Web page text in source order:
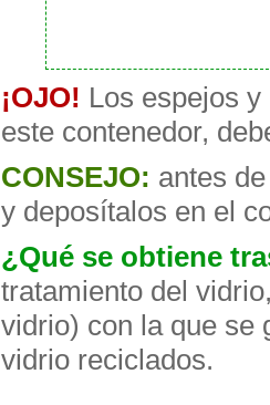
¡OJO! Los espejos
este contenedor,
CONSEJO: antes
y deposítalos en el
¿Qué se obtiene
tratamiento del
vidrio) con la que se
vidrio reciclados.